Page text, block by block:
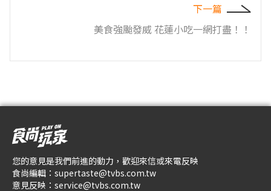
下一篇
美食強颱發威 花蓮小吃一網打盡！！
您的意見是我們前進的動力，歡迎來信或來電反映
食尚編輯： supertaste@tvbs.com.tw
意見反映： service@tvbs.com.tw